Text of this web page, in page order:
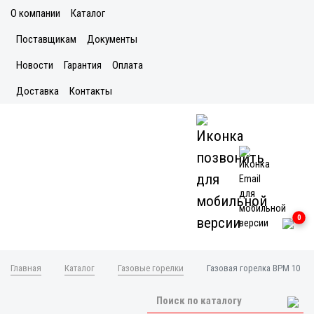
О компании Каталог
Поставщикам Документы
Новости Гарантия Оплата
Доставка Контакты
0
Главная Каталог Газовые горелки Газовая горелка BPM 10